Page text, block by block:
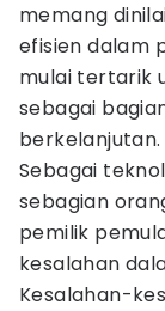
memang
efisien dalam
mulai tertarik
sebagai
berkelanjutan.
Sebagai
sebagian
pemilik
kesalahan
Kesalahan-